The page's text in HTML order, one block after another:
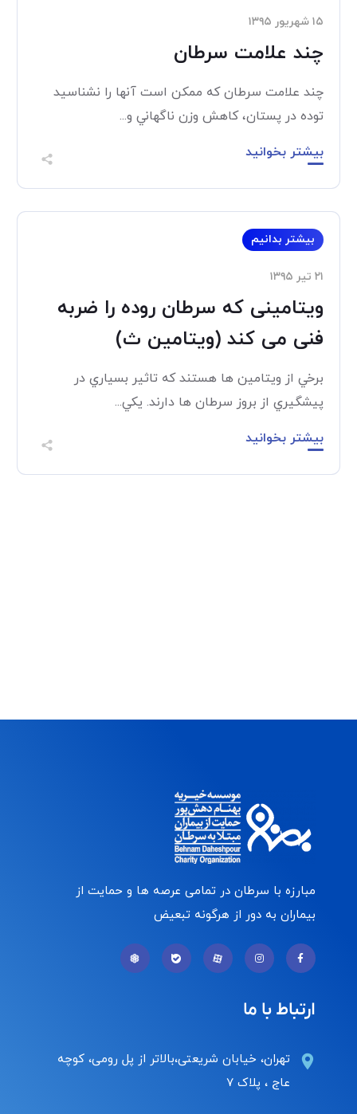
۱۵ شهریور ۱۳۹۵
چند علامت سرطان
چند علامت سرطان که ممکن است آنها را نشناسید
توده در پستان، کاهش وزن ناگهاني و...
بیشتر بخوانید
بیشتر بدانیم
۲۱ تیر ۱۳۹۵
ویتامینی که سرطان روده را ضربه
فنی می کند (ویتامین ث)
برخي از ويتامين ها هستند که تاثير بسياري در
پيشگيري از بروز سرطان ها دارند. يکي...
بیشتر بخوانید
مبارزه با سرطان در تمامی عرصه ها و حمایت از
بیماران به دور از هرگونه تبعیض
ارتباط با ما
تهران، خیابان شریعتی،بالاتر از پل رومی، کوچه
عاج ، پلاک ۷